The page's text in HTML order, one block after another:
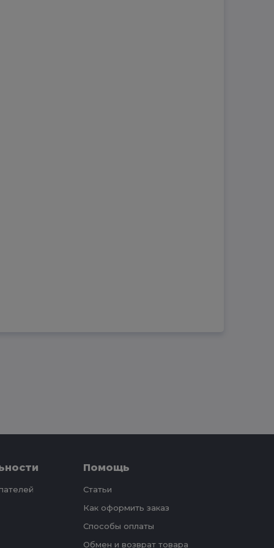
Помощь
Статьи
Как оформить заказ
Способы оплаты
Обмен и возврат товара